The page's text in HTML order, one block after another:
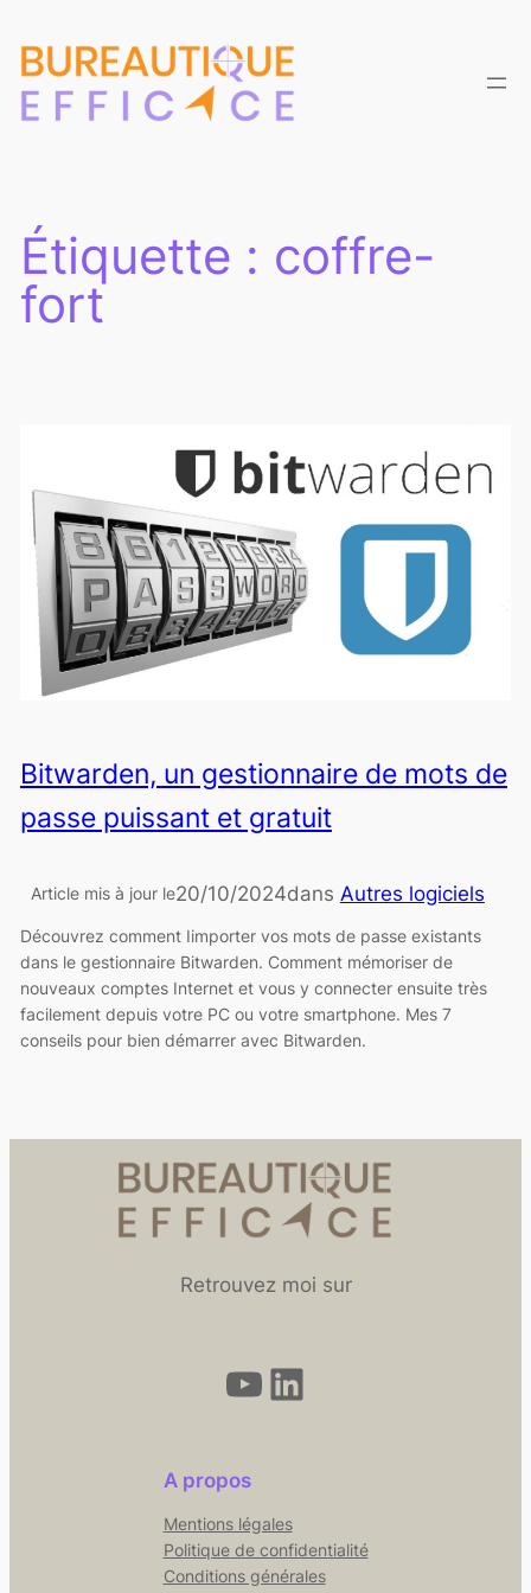
au
contenu
Étiquette : coffre-
fort
Bitwarden, un gestionnaire de mots de
passe puissant et gratuit
Article mis à jour le20/10/2024dans Autres logiciels
Découvrez comment Iimporter vos mots de passe existants
dans le gestionnaire Bitwarden. Comment mémoriser de
nouveaux comptes Internet et vous y connecter ensuite très
facilement depuis votre PC ou votre smartphone. Mes 7
conseils pour bien démarrer avec Bitwarden.
Retrouvez moi sur
YouTube LinkedIn
A propos
Mentions légales
Politique de confidentialité
Conditions générales